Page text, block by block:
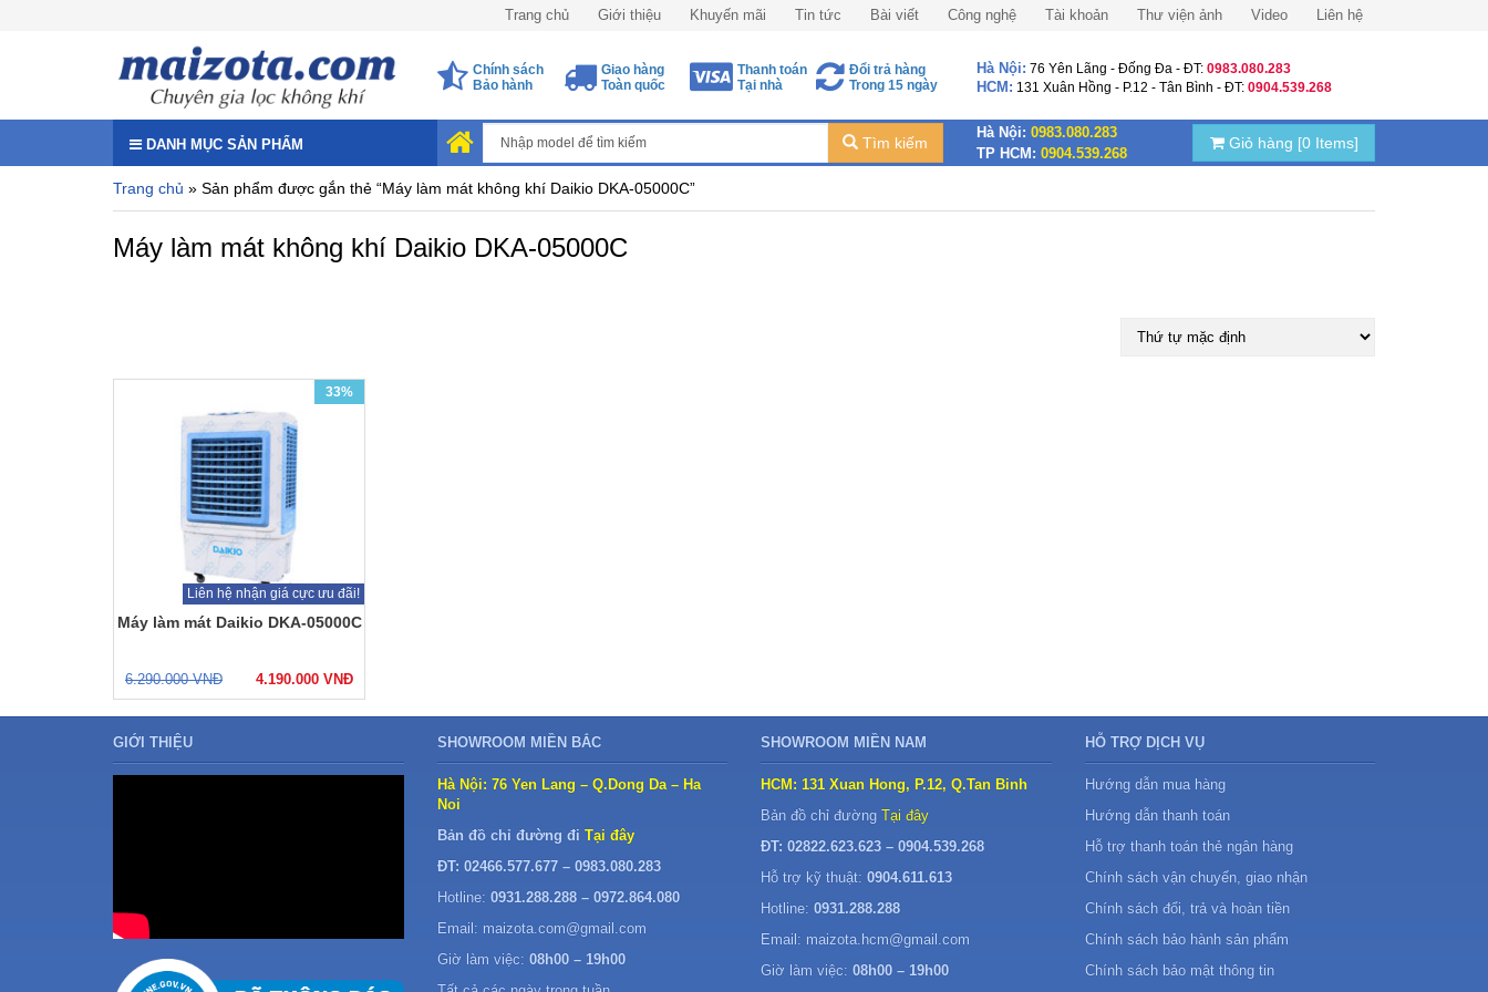
Trang chủ Giới thiệu Khuyến mãi Tin tức Bài viết Công nghệ Tài khoản Thư viện ảnh Video Liên hệ
Chính sách
Bảo hành
Giao hàng
Toàn quốc
Thanh toán
Tại nhà
Đổi trả hàng
Trong 15 ngày
Hà Nội: 76 Yên Lãng - Đống Đa - ĐT: 0983.080.283
HCM: 131 Xuân Hồng - P.12 - Tân Bình - ĐT: 0904.539.268
DANH MỤC SẢN PHẨM Tìm kiếm
Hà Nội: 0983.080.283
TP HCM: 0904.539.268
Giỏ hàng [0 Items]
Trang chủ » Sản phẩm được gắn thẻ “Máy làm mát không khí Daikio DKA-05000C”
Máy làm mát không khí Daikio DKA-05000C
33%
Daikio Công nghệ Nhật Bản
Diện tích làm mát 40m2
Công nghệ Cooling Pad
Làm mát hoàn toàn tự nhiên
Giao hàng toàn quốc
Giá trên đã có VAT 10%
Bảo hành đến24 tháng
Liên hệ nhận giá cực ưu đãi!
Máy làm mát Daikio DKA-05000C
6.290.000VNĐ 4.190.000 VNĐ
GIỚI THIỆU SHOWROOM MIỀN BẮC
Hà Nội: 76 Yen Lang – Q.Dong Da – Ha
Noi
Bản đồ chỉ đường đi Tại đây
ĐT: 02466.577.677 – 0983.080.283
Hotline: 0931.288.288 – 0972.864.080
Email: maizota.com@gmail.com
Giờ làm việc: 08h00 – 19h00
SHOWROOM MIỀN NAM
HCM: 131 Xuan Hong, P.12, Q.Tan Binh
Bản đồ chỉ đường Tại đây
ĐT: 02822.623.623 – 0904.539.268
Hỗ trợ kỹ thuật: 0904.611.613
Hotline: 0931.288.288
Email: maizota.hcm@gmail.com
Giờ làm việc: 08h00 – 19h00
HỖ TRỢ DỊCH VỤ
Hướng dẫn mua hàng
Hướng dẫn thanh toán
Hỗ trợ thanh toán thẻ ngân hàng
Chính sách vận chuyển, giao nhận
Chính sách đổi, trả và hoàn tiền
Chính sách bảo hành sản phẩm
Chính sách bảo mật thông tin